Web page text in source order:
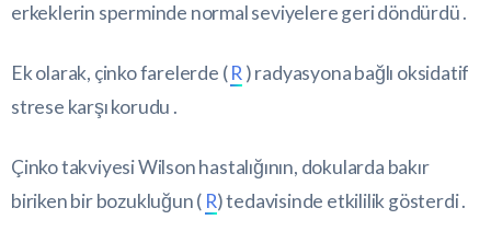
erkeklerin sperminde normal seviyelere geri döndürdü .
Ek olarak, çinko farelerde (R ) radyasyona bağlı oksidatif
strese karşı korudu .
Çinko takviyesi Wilson hastalığının, dokularda bakır
biriken bir bozukluğun ( R) tedavisinde etkililik gösterdi .